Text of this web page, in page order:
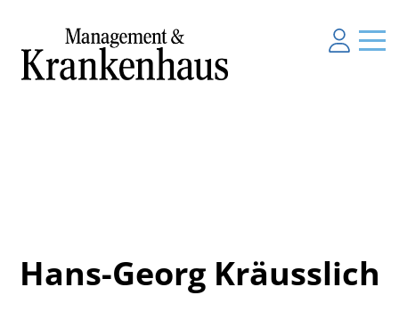
Hans-Georg Kräusslich